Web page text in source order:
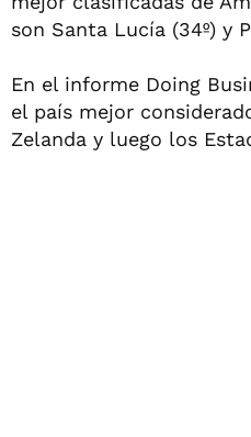
son Santa Lucía (34º) y
En el informe Doing
el país mejor
Zelanda y luego los